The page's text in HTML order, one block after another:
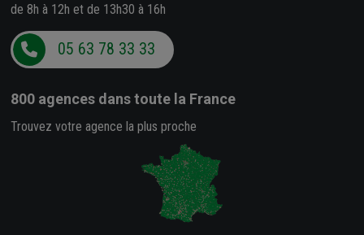
de 8h à 12h et de 13h30 à 16h
05 63 78 33 33
800 agences dans toute la France
Trouvez votre agence la plus proche